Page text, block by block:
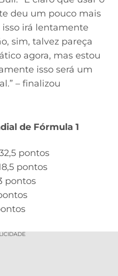
deu um pouco mais
irá lentamente
sim, talvez pareça
agora, mas estou
isso será um
– finalizou
de Fórmula 1
pontos
pontos
pontos